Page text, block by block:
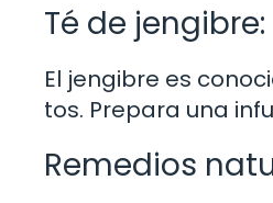
Té de jengibre:
El jengibre es
tos. Prepara una
Remedios